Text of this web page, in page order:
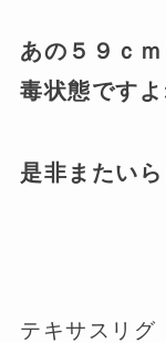
あの５９ｃ
毒状態ですよ
是非またい
テキサスリグ